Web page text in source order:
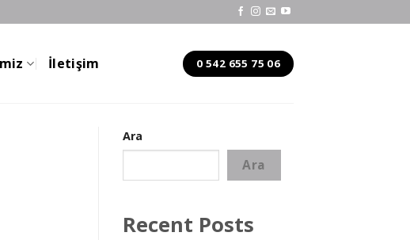
İletişim 0 542 655 75 06
Ara
Ara
Recent Posts